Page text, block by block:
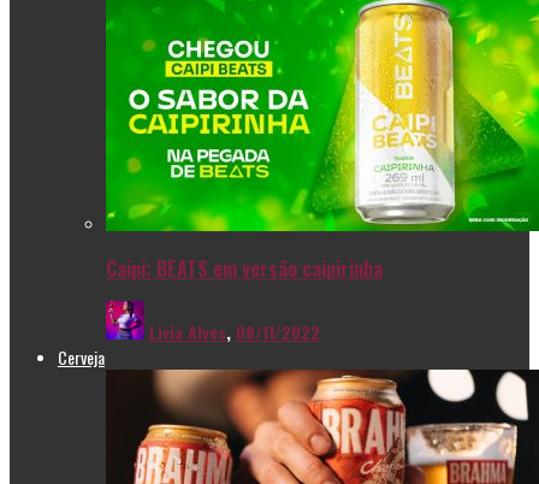
Caipi: BEATS em versão caipirinha
Livia Alves, 08/11/2022
Cerveja